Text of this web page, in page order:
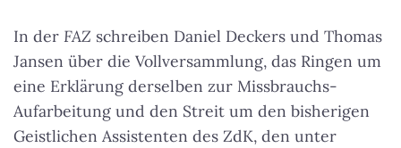
In der FAZ schreiben Daniel Deckers und Thomas
Jansen über die Vollversammlung, das Ringen um
eine Erklärung derselben zur Missbrauchs-
Aufarbeitung und den Streit um den bisherigen
Geistlichen Assistenten des ZdK, den unter